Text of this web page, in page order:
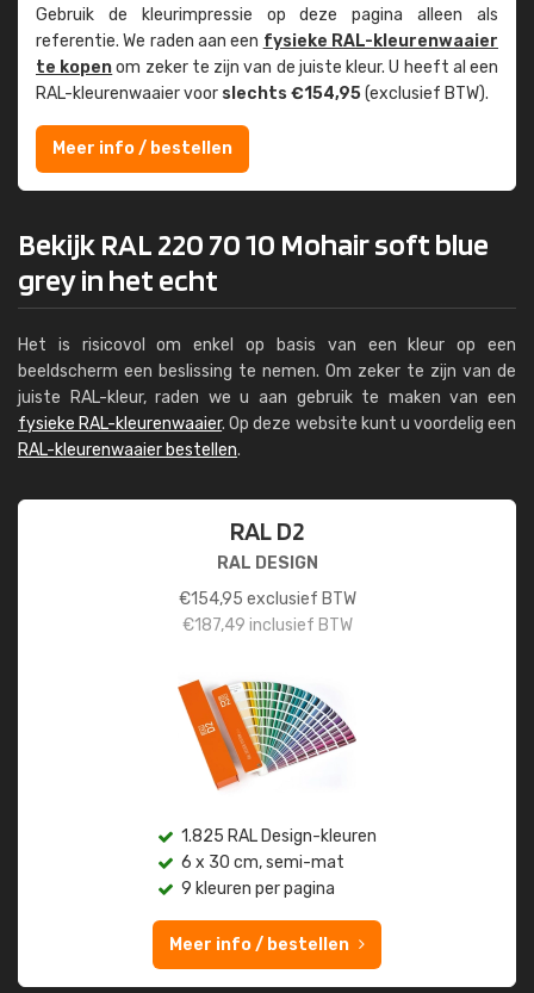
Gebruik de kleur­impressie op deze pagina alleen als
referentie. We raden aan een fysieke RAL-kleuren­waaier
te kopenom zeker te zijn van de juiste kleur. U heeft al een
RAL-kleuren­waaier voor slechts €154,95(exclusief BTW).
Meer info / bestellen
Bekijk RAL 220 70 10 Mohair soft blue
grey in het echt
Het is risicovol om enkel op basis van een kleur op een
beeldscherm een beslissing te nemen. Om zeker te zijn van de
juiste RAL-kleur, raden we u aan gebruik te maken van een
fysieke RAL-kleurenwaaier. Op deze website kunt u voordelig een
RAL-kleurenwaaier bestellen.
RAL D2
RAL DESIGN
€154,95 exclusief BTW
€187,49 inclusief BTW
1.825 RAL Design-kleuren
6 x 30 cm, semi-mat
9 kleuren per pagina
Meer info / bestellen